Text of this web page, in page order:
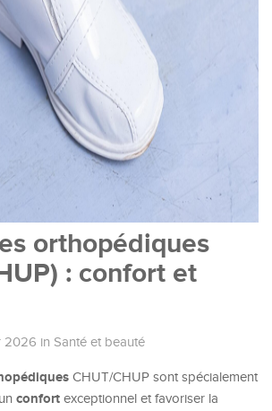
orthopédiques
: confort et
2026 in Santé et beauté
CHUT/CHUP sont spécialement
confort exceptionnel et favoriser la